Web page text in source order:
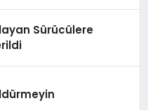
Sürücülere